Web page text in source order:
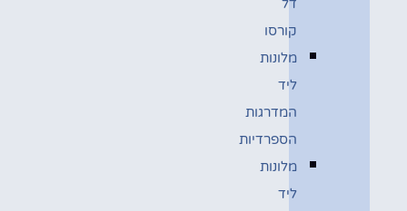
דל
קורסו
מלונות
ליד
המדרגות
הספרדיות
מלונות
ליד